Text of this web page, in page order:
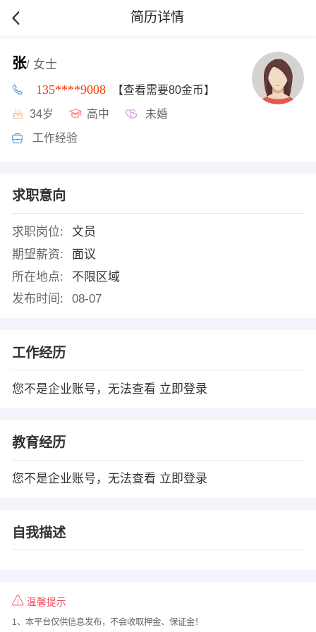
简历详情
张/ 女士
135****9008 【查看需要80金币】
34岁 高中 未婚
工作经验
求职意向
求职岗位:
文员
期望薪资:
面议
所在地点:
不限区域
发布时间:
08-07
工作经历
您不是企业账号，无法查看 立即登录
教育经历
您不是企业账号，无法查看 立即登录
自我描述
温馨提示
1、本平台仅供信息发布，不会收取押金、保证金！